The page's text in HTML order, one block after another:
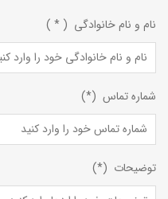
نام و نام خانوادگی ( * )
شماره تماس (*)
توضیحات (*)